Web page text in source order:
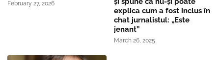
February 27, 2026
explica cum a fost inclus în
chat jurnalistul: „Este
jenant”
March 26, 2025